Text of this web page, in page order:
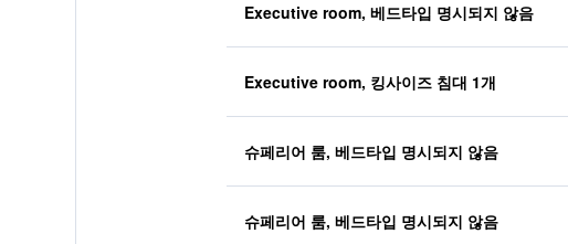
Executive room, 베드타입 명시되지 않음
Executive room, 킹사이즈 침대 1개
슈페리어 룸, 베드타입 명시되지 않음
슈페리어 룸, 베드타입 명시되지 않음